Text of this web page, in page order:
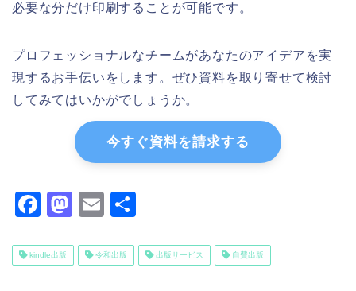
必要な分だけ印刷することが可能です。
プロフェッショナルなチームがあなたのアイデアを実
現するお手伝いをします。ぜひ資料を取り寄せて検討
してみてはいかがでしょうか。
今すぐ資料を請求する
F
c
M
st
E
ai
kindle出版 令和出版 出版サービス 自費出版